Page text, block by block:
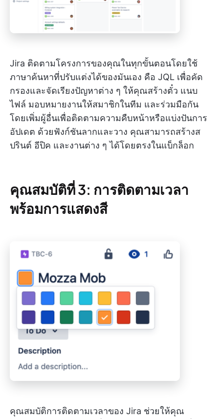
Jira ติดตามโครงการของคุณในทุกขั้นตอนโดยใช้
ภาษาค้นหาที่ปรับแต่งได้ของมันเอง คือ JQL เพื่อคัด
กรองและจัดเรียงปัญหาต่าง ๆ ให้คุณสร้างตั๋ว แนบ
ไฟล์ มอบหมายงานให้สมาชิกในทีม และร่วมมือกัน
โดยเพิ่มผู้อื่นเพื่อติดตามความคืบหน้าหรือแบ่งปันการ
อัปเดต ด้วยฟังก์ชันลากและวาง คุณสามารถสร้างส
ปรินต์ อีปิค และงานต่าง ๆ ได้โดยตรงในแบ็กล็อก
คุณสมบัติที่ 3: การติดตามเวลา
พร้อมการแสดงสี
คุณสมบัติการติดตามเวลาของ Jira ช่วยให้คุณ